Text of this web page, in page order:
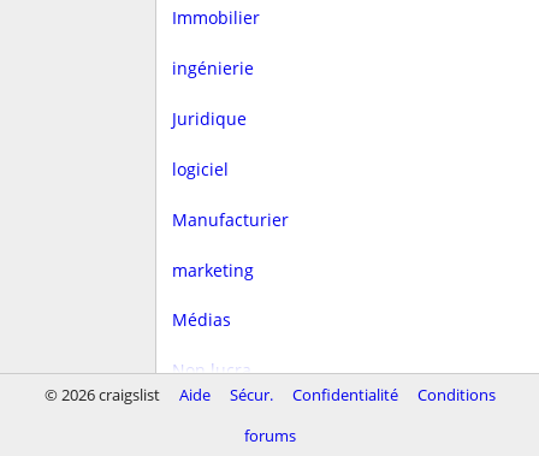
Immobilier
ingénierie
Juridique
logiciel
Manufacturier
marketing
Médias
Non lucra.
© 2026 craigslist Aide Sécur. Confidentialité
Conditions
forums